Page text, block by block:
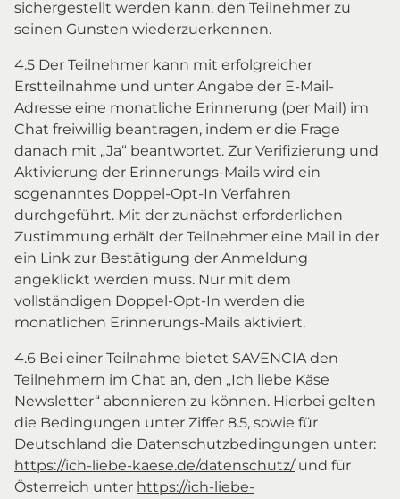
sichergestellt werden kann, den Teilnehmer zu
seinen Gunsten wiederzuerkennen.
4.5 Der Teilnehmer kann mit erfolgreicher
Erstteilnahme und unter Angabe der E-Mail-
Adresse eine monatliche Erinnerung (per Mail) im
Chat freiwillig beantragen, indem er die Frage
danach mit „Ja“ beantwortet. Zur Verifizierung und
Aktivierung der Erinnerungs-Mails wird ein
sogenanntes Doppel-Opt-In Verfahren
durchgeführt. Mit der zunächst erforderlichen
Zustimmung erhält der Teilnehmer eine Mail in der
ein Link zur Bestätigung der Anmeldung
angeklickt werden muss. Nur mit dem
vollständigen Doppel-Opt-In werden die
monatlichen Erinnerungs-Mails aktiviert.
4.6 Bei einer Teilnahme bietet SAVENCIA den
Teilnehmern im Chat an, den „Ich liebe Käse
Newsletter“ abonnieren zu können. Hierbei gelten
die Bedingungen unter Ziffer 8.5, sowie für
Deutschland die Datenschutzbedingungen unter:
https://ich-liebe-kaese.de/datenschutz/und für
Österreich unter https://ich-liebe-